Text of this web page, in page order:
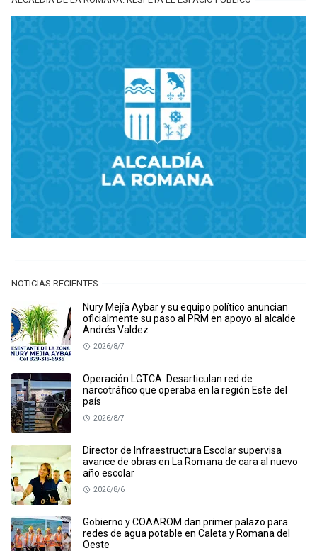
NOTICIAS RECIENTES
Nury Mejía Aybar y su equipo político anuncian
oficialmente su paso al PRM en apoyo al alcalde
Andrés Valdez
2026/8/7
Operación LGTCA: Desarticulan red de
narcotráfico que operaba en la región Este del
país
2026/8/7
Director de Infraestructura Escolar supervisa
avance de obras en La Romana de cara al nuevo
año escolar
2026/8/6
Gobierno y COAAROM dan primer palazo para
redes de agua potable en Caleta y Romana del
Oeste